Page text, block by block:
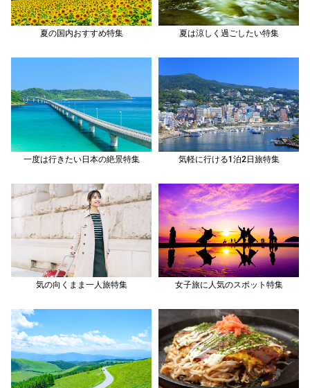
夏の国内おすすめ特集 夏は涼しく過ごしたい特集
一度は行きたい日本の絶景特集 気軽に行ける1泊2日旅特集
気の向くまま一人旅特集 女子旅に人気のスポット特集